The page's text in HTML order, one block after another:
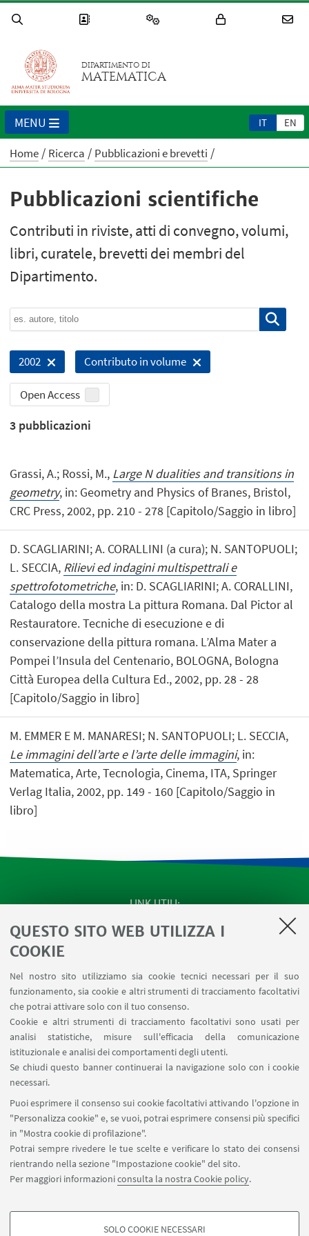
QUESTO SITO WEB UTILIZZA I
COOKIE
Nel nostro sito utilizziamo sia cookie tecnici necessari per il suo
funzionamento, sia cookie e altri strumenti di tracciamento facoltativi
che potrai attivare solo con il tuo consenso.
Cookie e altri strumenti di tracciamento facoltativi sono usati per
analisi statistiche, misure sull'efficacia della comunicazione
istituzionale e analisi dei comportamenti degli utenti.
Se chiudi questo banner continuerai la navigazione solo con i cookie
necessari.
Puoi esprimere il consenso sui cookie facoltativi attivando l'opzione in
"Personalizza cookie" e, se vuoi, potrai esprimere consensi più specifici
in "Mostra cookie di profilazione".
Potrai sempre rivedere le tue scelte e verificare lo stato dei consensi
rientrando nella sezione "Impostazione cookie" del sito.
Per maggiori informazioniconsulta la nostra Cookie policy.
SOLO COOKIE NECESSARI
DIPARTIMENTO DI
MATEMATICA
IT EN
MENU
Home Ricerca Pubblicazioni e brevetti
Pubblicazioni scientifiche
Contributi in riviste, atti di convegno, volumi,
libri, curatele, brevetti dei membri del
Dipartimento.
2002 Contributo in volume
Open Access
3 pubblicazioni
Grassi, A.; Rossi, M., Large N dualities and transitions in
geometry, in: Geometry and Physics of Branes, Bristol,
CRC Press, 2002, pp. 210 - 278 [Capitolo/Saggio in libro]
D. SCAGLIARINI; A. CORALLINI (a cura); N. SANTOPUOLI;
L. SECCIA, Rilievi ed indagini multispettrali e
spettrofotometriche, in: D. SCAGLIARINI; A. CORALLINI,
Catalogo della mostra La pittura Romana. Dal Pictor al
Restauratore. Tecniche di esecuzione e di
conservazione della pittura romana. L’Alma Mater a
Pompei l’Insula del Centenario, BOLOGNA, Bologna
Città Europea della Cultura Ed., 2002, pp. 28 - 28
[Capitolo/Saggio in libro]
M. EMMER E M. MANARESI; N. SANTOPUOLI; L. SECCIA,
Le immagini dell’arte e l’arte delle immagini, in:
Matematica, Arte, Tecnologia, Cinema, ITA, Springer
Verlag Italia, 2002, pp. 149 - 160 [Capitolo/Saggio in
libro]
LINK UTILI
SEMINARI del Dipartimento
MAT info - Informazioni per gli afferenti al Dipartimento
SERVIZI ONLINE interni
Carta dei servizi
SEGUI IL DIPARTIMENTO SU:
SEGUI UNIBO SU:
APP: